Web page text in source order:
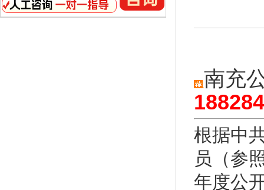
南充
根据中
员（参
年度公